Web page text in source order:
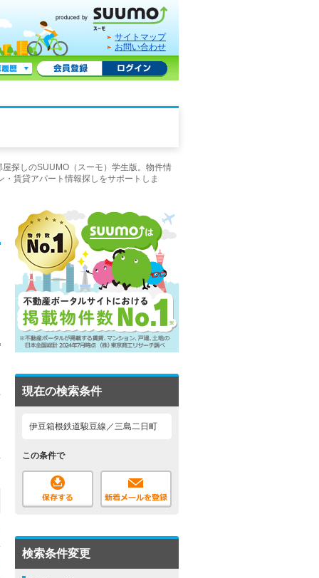
サイトマップ
お問い合わせ
探しのSUUMO（スーモ）学生版。物件情
賃貸アパート情報探しをサポートしま
現在の検索条件
伊豆箱根鉄道駿豆線／三島二日町
この条件で
検索条件変更